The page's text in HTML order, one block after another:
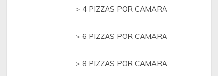
4 PIZZAS POR CAMARA
6 PIZZAS POR CAMARA
8 PIZZAS POR CAMARA